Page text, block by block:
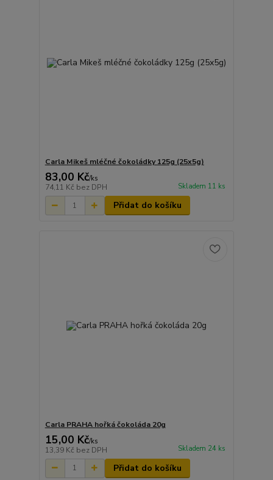
Carla Mikeš mléčné čokoládky 125g (25x5g)
83,00 Kč/ks
74,11 Kč bez DPH Skladem 11 ks
Přidat do košíku
Carla PRAHA hořká čokoláda 20g
15,00 Kč/ks
13,39 Kč bez DPH Skladem 24 ks
Přidat do košíku